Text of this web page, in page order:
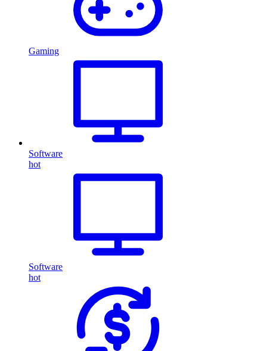
Gaming
Software
hot
Software
hot